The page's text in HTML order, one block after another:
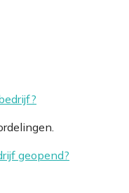
geopend?